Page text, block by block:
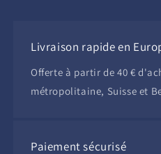
Livraison rapide en
Offerte à partir de 40 €
métropolitaine, Suisse et
Paiement sécurisé